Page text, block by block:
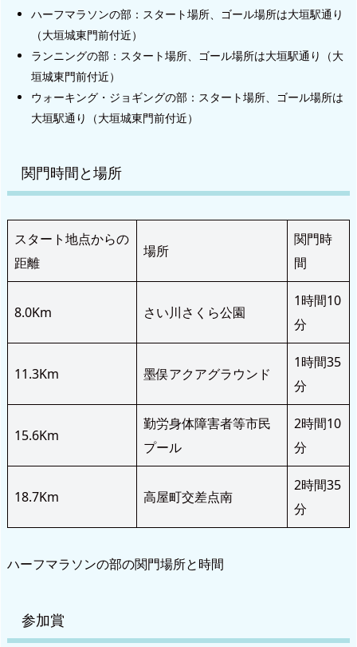
ハーフマラソンの部：スタート場所、ゴール場所は大垣駅通り
（大垣城東門前付近）
ランニングの部：スタート場所、ゴール場所は大垣駅通り（大
垣城東門前付近）
ウォーキング・ジョギングの部：スタート場所、ゴール場所は
大垣駅通り（大垣城東門前付近）
関門時間と場所
スタート地点からの
距離
場所
関門時
間
8.0Km さい川さくら公園
1時間10
分
11.3Km 墨俣アクアグラウンド
1時間35
分
15.6Km
勤労身体障害者等市民
プール
2時間10
分
18.7Km 高屋町交差点南
2時間35
分
ハーフマラソンの部の関門場所と時間
参加賞